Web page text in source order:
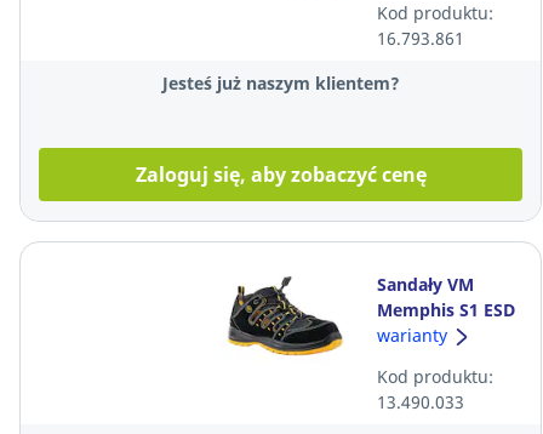
białe, dł. wkładki
25 cm
Kod produktu:
16.793.861
Jesteś już naszym klientem?
Zaloguj się, aby zobaczyć cenę
Sandały VM
Memphis S1 ESD
SRA, czarne,
warianty
Kod produktu:
13.490.033